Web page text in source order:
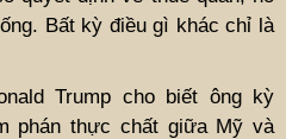
Bất kỳ điều gì khác chỉ là
Trump cho biết ông kỳ
phán thực chất giữa Mỹ và